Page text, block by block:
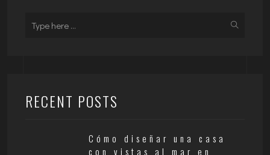
RECENT POSTS
Cómo diseñar una casa
con vistas al mar en